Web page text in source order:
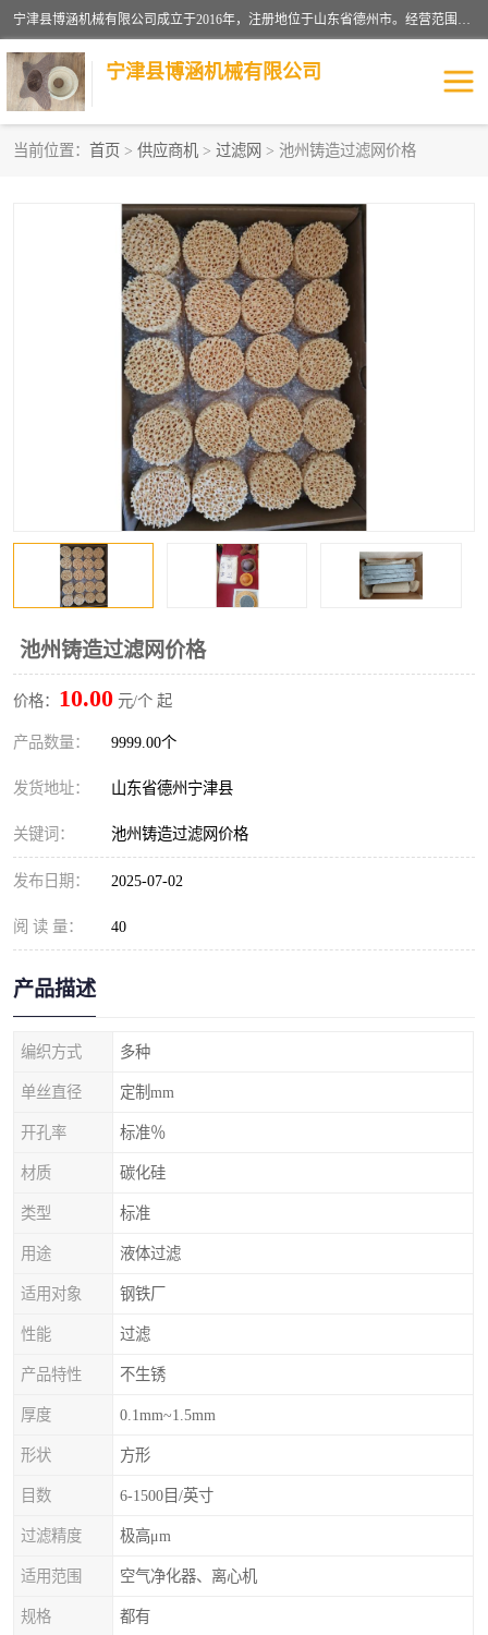
宁津县博涵机械有限公司成立于2016年，注册地位于山东省德州市。经营范围包括：机械设备研发、生产及销售，铸造用造型材料生产、销售，玻璃纤维及制品制造、销售，汽车零配件零售，机械零件、零部件加工，机械零件、零部件销售等；主要产品有：纤维过滤网,陶瓷过滤器,泡沫陶瓷过滤器,耐高温纤维过滤器,铸铁过滤器,铸铜过滤网,铸铝过滤网,铝轮毂过滤网,高效过滤网,高效陶瓷过滤网,高效纤维过滤网。
宁津县博涵机械有限公司
当前位置： 首页 > 供应商机 > 过滤网 > 池州铸造过滤网价格
池州铸造过滤网价格
价格： 10.00 元/个 起
产品数量： 9999.00个
发货地址： 山东省德州宁津县
关键词： 池州铸造过滤网价格
发布日期： 2025-07-02
阅 读 量： 40
产品描述
编织方式 多种
单丝直径 定制mm
开孔率 标准％
材质 碳化硅
类型 标准
用途 液体过滤
适用对象 钢铁厂
性能 过滤
产品特性 不生锈
厚度 0.1mm~1.5mm
形状 方形
目数 6-1500目/英寸
过滤精度 极高μm
适用范围 空气净化器、离心机
规格 都有
挡渣棉
避脏网